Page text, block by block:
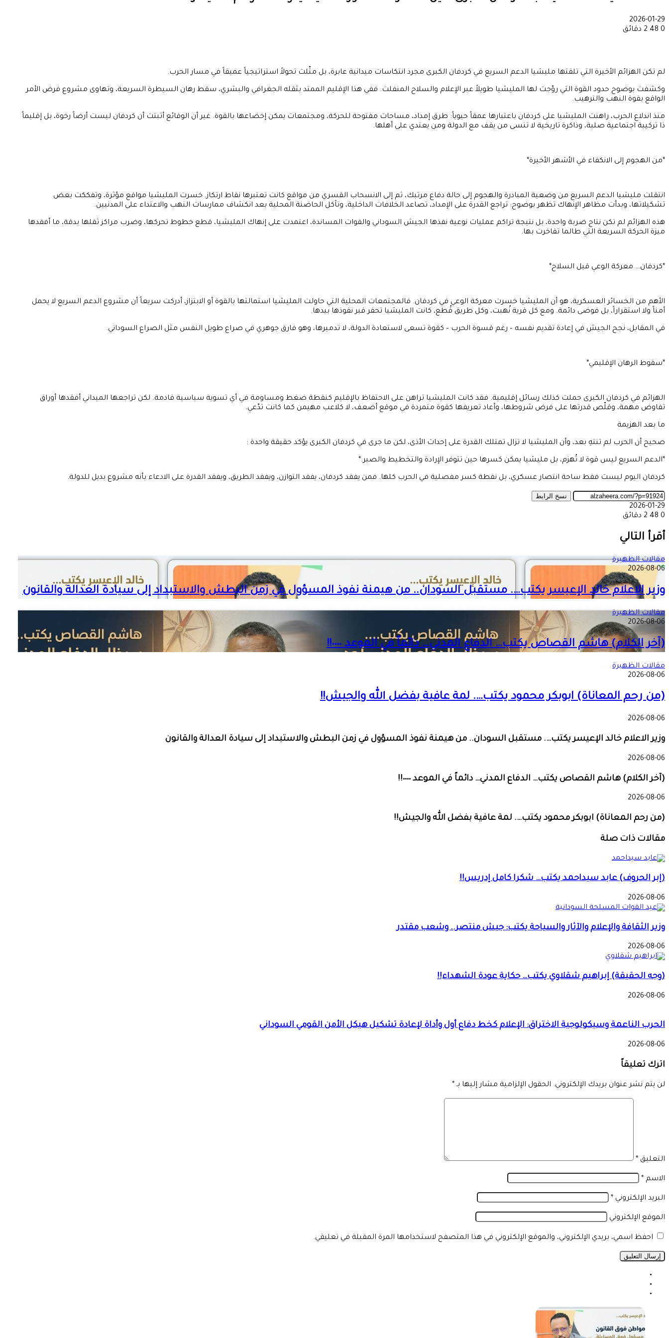
2026-01-29
0
2 دقائق
لم تكن الهزائم الأخيرة التي تلقتها مليشيا الدعم السريع في كردفان الكبرى مجرد انتكاسات ميدانية عابرة، بل مثّلت تحولاً استراتيجياً عميقاً في مسار الحرب.
وكشفت بوضوح حدود القوة التي روّجت لها المليشيا طويلاً عبر الإعلام والسلاح المنفلت. ففي هذا الإقليم الممتد بثقله الجغرافي والبشري، سقط رهان السيطرة السريعة، وتهاوى مشروع فرض الأمر
الواقع بقوة النهب والترهيب.
منذ اندلاع الحرب، راهنت المليشيا على كردفان باعتبارها عمقاً حيوياً: طرق إمداد، مساحات مفتوحة للحركة، ومجتمعات يمكن إخضاعها بالقوة. غير أن الوقائع أثبتت أن كردفان ليست أرضاً رخوة، بل إقليماً
ذا تركيبة اجتماعية صلبة، وذاكرة تاريخية لا تنسى من يقف مع الدولة ومن يعتدي على أهلها.
*من الهجوم إلى الانكفاء في الأشهر الأخيرة*
انتقلت مليشيا الدعم السريع من وضعية المبادرة والهجوم إلى حالة دفاع مرتبك، ثم إلى الانسحاب القسري من مواقع كانت تعتبرها نقاط ارتكاز. خسرت المليشيا مواقع مؤثرة، وتفككت بعض
تشكيلاتها، وبدأت مظاهر الإنهاك تظهر بوضوح: تراجع القدرة على الإمداد، تصاعد الخلافات الداخلية، وتآكل الحاضنة المحلية بعد انكشاف ممارسات النهب والاعتداء على المدنيين.
هذه الهزائم لم تكن نتاج ضربة واحدة، بل نتيجة تراكم عمليات نوعية نفذها الجيش السوداني والقوات المساندة، اعتمدت على إنهاك المليشيا، قطع خطوط تحركها، وضرب مراكز ثقلها بدقة، ما أفقدها
ميزة الحركة السريعة التي طالما تفاخرت بها.
*كردفان… معركة الوعي قبل السلاح*
الأهم من الخسائر العسكرية، هو أن المليشيا خسرت معركة الوعي في كردفان. فالمجتمعات المحلية التي حاولت المليشيا استمالتها بالقوة أو الابتزاز، أدركت سريعاً أن مشروع الدعم السريع لا يحمل
أمناً ولا استقراراً، بل فوضى دائمة. ومع كل قرية نُهبت، وكل طريق قُطع، كانت المليشيا تحفر قبر نفوذها بيدها.
في المقابل، نجح الجيش في إعادة تقديم نفسه – رغم قسوة الحرب – كقوة تسعى لاستعادة الدولة، لا تدميرها، وهو فارق جوهري في صراع طويل النفس مثل الصراع السوداني.
*سقوط الرهان الإقليمي*
الهزائم في كردفان الكبرى حملت كذلك رسائل إقليمية. فقد كانت المليشيا تراهن على الاحتفاظ بالإقليم كنقطة ضغط ومساومة في أي تسوية سياسية قادمة. لكن تراجعها الميداني أفقدها أوراق
تفاوض مهمة، وقلّص قدرتها على فرض شروطها، وأعاد تعريفها كقوة متمردة في موقع أضعف، لا كلاعب مهيمن كما كانت تدّعي.
ما بعد الهزيمة
صحيح أن الحرب لم تنتهِ بعد، وأن المليشيا لا تزال تمتلك القدرة على إحداث الأذى، لكن ما جرى في كردفان الكبرى يؤكد حقيقة واحدة :
*الدعم السريع ليس قوة لا تُهزم، بل مليشيا يمكن كسرها حين تتوفر الإرادة والتخطيط والصبر.*
كردفان اليوم ليست فقط ساحة انتصار عسكري، بل نقطة كسر مفصلية في الحرب كلها. فمن يفقد كردفان، يفقد التوازن، ويفقد الطريق، ويفقد القدرة على الادعاء بأنه مشروع بديل للدولة.
نسخ الرابط
2026-01-29
0
2 دقائق
عبر
البريد
أقرأ التالي
مقالات الظهيرة
2026-08-06
وزير الاعلام خالد الإعيسر يكتب…. مستقبل السودان.. من هيمنة نفوذ المسؤول في زمن البطش والاستبداد إلى سيادة العدالة والقانون
مقالات الظهيرة
2026-08-06
(آخر الكلام) هاشم القصاص يكتب… الدفاع المدني… دائماً في الموعد ٠٠٠٠!!
مقالات الظهيرة
2026-08-06
(من رحم المعاناة) ابوبكر محمود يكتب…. لمة عافية بفضل الله والجيش!!
2026-08-06
وزير الاعلام خالد الإعيسر يكتب…. مستقبل السودان.. من هيمنة نفوذ المسؤول في زمن البطش والاستبداد إلى سيادة العدالة والقانون
2026-08-06
(آخر الكلام) هاشم القصاص يكتب… الدفاع المدني… دائماً في الموعد ٠٠٠٠!!
2026-08-06
(من رحم المعاناة) ابوبكر محمود يكتب…. لمة عافية بفضل الله والجيش!!
مقالات ذات صلة
(إبر الحروف) عابد سيداحمد يكتب… شكرا كامل إدريس!!
2026-08-06
وزير الثقافة والإعلام والآثار والسياحة يكتب: جيش منتصر.. وشعب مقتدر
2026-08-06
(وجه الحقيقة) إبراهيم شقلاوي يكتب… حكاية عودة الشهداء!!
2026-08-06
الحرب الناعمة وسيكولوجية الاختراق: الإعلام كخط دفاع أول وأداة لإعادة تشكيل هيكل الأمن القومي السوداني
2026-08-06
اترك تعليقاً
لن يتم نشر عنوان بريدك الإلكتروني. الحقول الإلزامية مشار إليها بـ *
التعليق *
الاسم *
البريد الإلكتروني *
الموقع الإلكتروني
احفظ اسمي، بريدي الإلكتروني، والموقع الإلكتروني في هذا المتصفح لاستخدامها المرة المقبلة في تعليقي.